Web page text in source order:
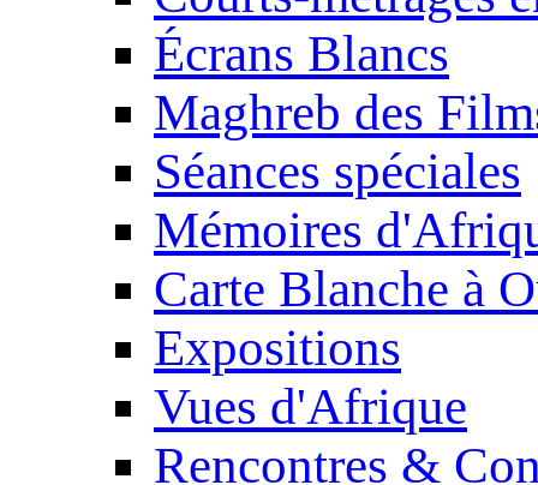
Écrans Blancs
Maghreb des
Séances spéciales
Mémoires
Carte Blanche à
Expositions
Vues d'Afrique
Rencontres &